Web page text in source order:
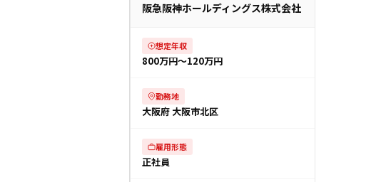
阪急阪神ホールディングス株式会社
想定年収
800万円〜120万円
勤務地
大阪府 大阪市北区
雇用形態
正社員